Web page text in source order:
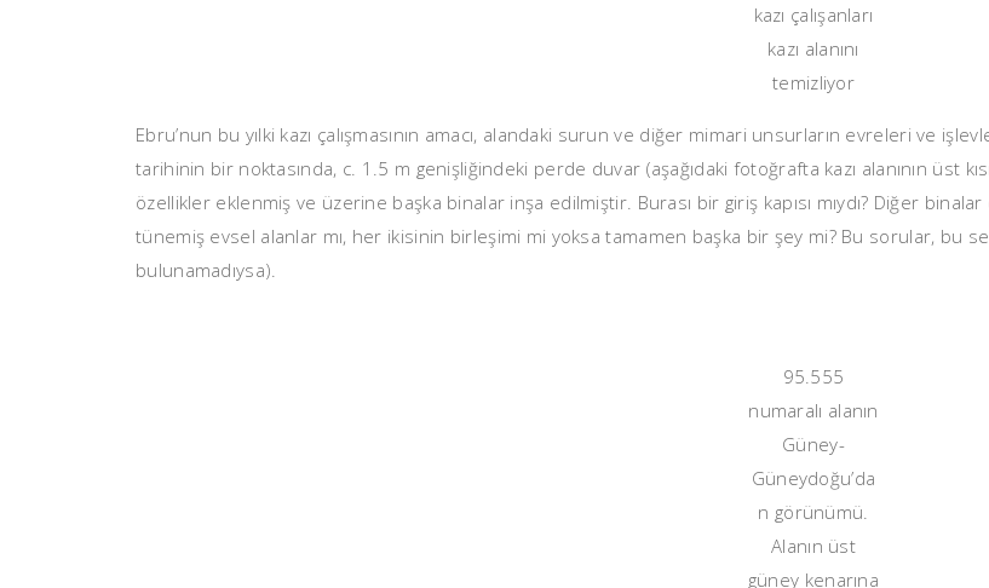
kazı çalışanları
kazı alanını
temizliyor
Ebru’nun bu yılki kazı çalışmasının amacı, alandaki surun ve diğer mimari unsurların evreleri ve
tarihinin bir noktasında, c. 1.5 m genişliğindeki perde duvar (aşağıdaki fotoğrafta kazı alanının üst
özellikler eklenmiş ve üzerine başka binalar inşa edilmiştir. Burası bir giriş kapısı mıydı? Diğer
tünemiş evsel alanlar mı, her ikisinin birleşimi mi yoksa tamamen başka bir şey mi? Bu sorular, bu
bulunamadıysa).
95.555
numaralı alanın
Güney-
Güneydoğu’da
n görünümü.
Alanın üst
güney kenarına